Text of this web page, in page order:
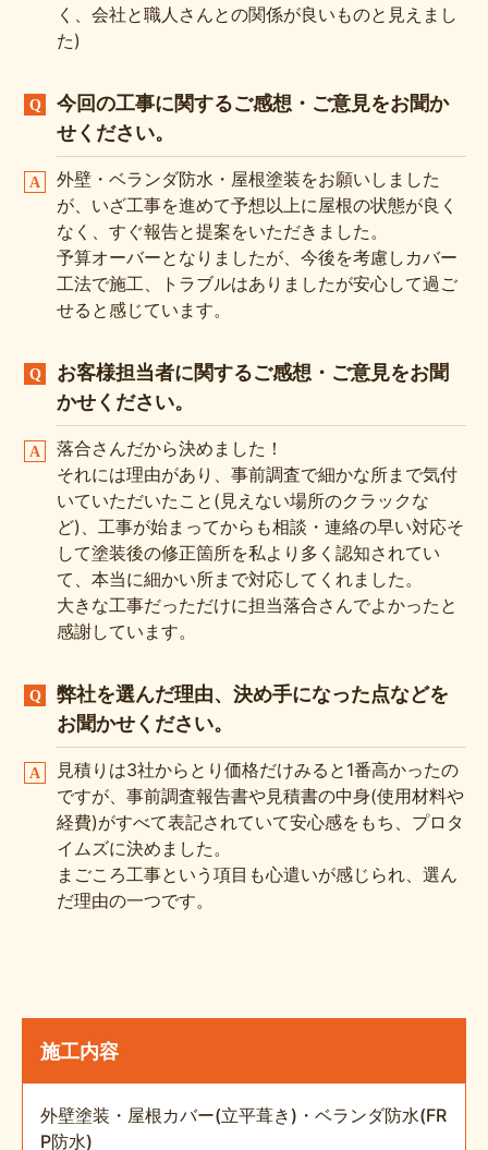
く、会社と職人さんとの関係が良いものと見えまし
た)
今回の工事に関するご感想・ご意見をお聞か
せください。
外壁・ベランダ防水・屋根塗装をお願いしました
が、いざ工事を進めて予想以上に屋根の状態が良く
なく、すぐ報告と提案をいただきました。
予算オーバーとなりましたが、今後を考慮しカバー
工法で施工、トラブルはありましたが安心して過ご
せると感じています。
お客様担当者に関するご感想・ご意見をお聞
かせください。
落合さんだから決めました！
それには理由があり、事前調査で細かな所まで気付
いていただいたこと(見えない場所のクラックな
ど)、工事が始まってからも相談・連絡の早い対応そ
して塗装後の修正箇所を私より多く認知されてい
て、本当に細かい所まで対応してくれました。
大きな工事だっただけに担当落合さんでよかったと
感謝しています。
弊社を選んだ理由、決め手になった点などを
お聞かせください。
見積りは3社からとり価格だけみると1番高かったの
ですが、事前調査報告書や見積書の中身(使用材料や
経費)がすべて表記されていて安心感をもち、プロタ
イムズに決めました。
まごころ工事という項目も心遣いが感じられ、選ん
だ理由の一つです。
施工内容
外壁塗装・屋根カバー(立平葺き)・ベランダ防水(FR
P防水)